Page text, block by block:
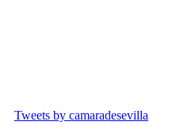
Tweets by camaradesevilla